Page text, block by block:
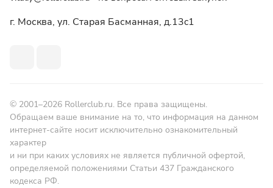
г. Москва, ул. Старая Басманная, д.13c1
© 2001–2026 Rollerclub.ru. Все права защищены.
Обращаем ваше внимание на то, что информация на данном
интернет-сайте носит исключительно ознакомительный
характер
и ни при каких условиях не является публичной офертой,
определяемой положениями Статьи 437 Гражданского
кодекса РФ.